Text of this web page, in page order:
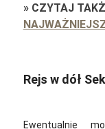
» CZYTAJ
Rejs w dół
Ewentualnie